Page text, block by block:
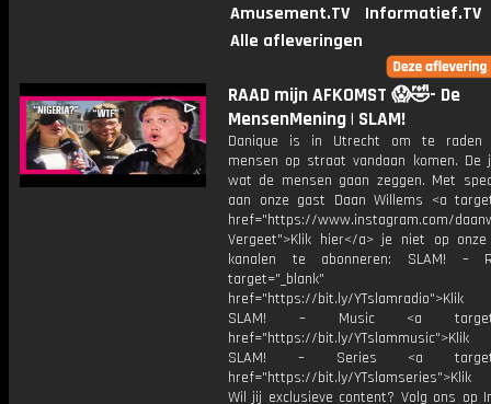
Amusement.TV
Informatief.TV
Alle afleveringen
RAAD mijn AFKOMST 😱🤣- De
MensenMening | SLAM!
Danique is in Utrecht om te raden
mensen op straat vandaan komen. De
wat de mensen gaan zeggen. Met
aan onze gast Daan Willems <a
href="https://www.instagram.com/
Vergeet">Klik hier</a> je niet op onze
kanalen te abonneren: SLAM! –
target="_blank"
href="https://bit.ly/
SLAM! – Music <a
href="https://bit.ly/
SLAM! – Series <a
href="https://bit.ly/
Wil jij exclusieve content? Volg ons op